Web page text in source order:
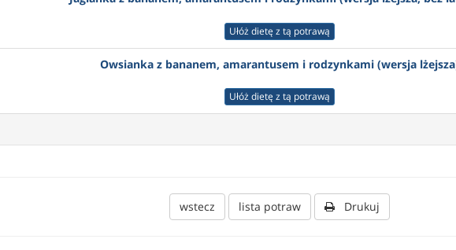
Ułóż dietę z tą potrawą
Owsianka z bananem, amarantusem i rodzynkami (wersja
Ułóż dietę z tą potrawą
wstecz lista potraw Drukuj